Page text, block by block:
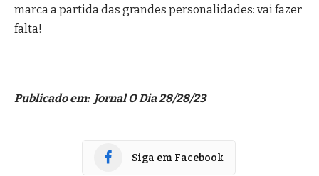
marca a partida das grandes personalidades: vai fazer
falta!
Publicado em: Jornal O Dia 28/28/23
Siga em Facebook